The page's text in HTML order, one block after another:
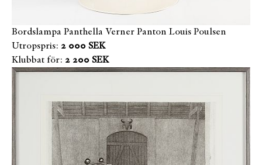
Bordslampa Panthella Verner Panton Louis Poulsen
Utropspris: 2 000 SEK
Klubbat för: 2 200 SEK